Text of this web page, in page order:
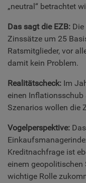
„neutral“ betrachtet
Das sagt die EZB:
Zinssätze um 25
Ratsmitglieder, vor
damit kein Problem.
Realitätscheck: Im
einen Inflationsschub
Szenarios wollen die
Vogelperspektive:
Kreditnachfrage ist
einem geopolitischen
wichtige Rolle